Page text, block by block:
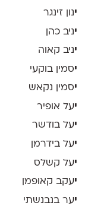
ינון זינגר
יניב כהן
יניב קאוה
יסמין בוקעי
יסמין נקאש
יעל אופיר
יעל בודשר
יעל בידרמן
יעל קשלס
יעקב קאופמן
יער בנבנשתי